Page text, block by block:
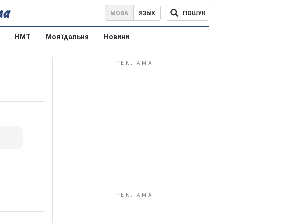
МОВА ЯЗЫК ПОШУК
НМТ Моя їдальня Новини